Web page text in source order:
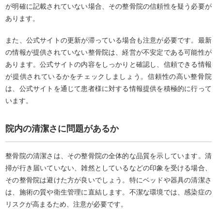
が明確に記載されていない場合、その整骨院の信頼性を疑う必要が
あります。
また、公式サイトの更新が滞っている場合も注意が必要です。最新
の情報が提供されていない整骨院は、経営が不安定である可能性が
あります。公式サイトの内容をしっかりと確認し、信頼できる情報
が提供されているかをチェックしましょう。信頼性の高い整骨院
は、公式サイトを通じて患者様に対する情報提供を積極的に行って
います。
院内の清潔さに問題があるか
整骨院の清潔さは、その整骨院の全体的な品質を示しています。清
掃が行き届いていない、雑然としているなどの印象を受ける場合、
その整骨院は避けた方が良いでしょう。特にベッドや器具の清潔さ
は、施術の質や衛生管理に直結します。不潔な環境では、感染症の
リスクが高まるため、注意が必要です。